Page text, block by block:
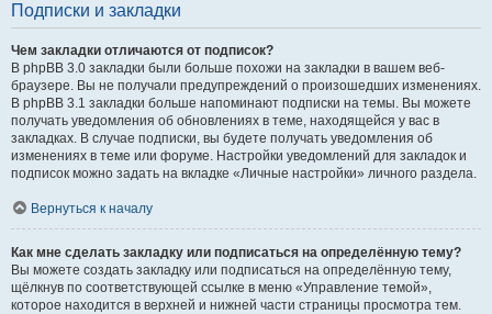
Подписки и закладки
Чем закладки отличаются от подписок?
В phpBB 3.0 закладки были больше похожи на закладки в вашем веб-
браузере. Вы не получали предупреждений о произошедших изменениях.
В phpBB 3.1 закладки больше напоминают подписки на темы. Вы можете
получать уведомления об обновлениях в теме, находящейся у вас в
закладках. В случае подписки, вы будете получать уведомления об
изменениях в теме или форуме. Настройки уведомлений для закладок и
подписок можно задать на вкладке «Личные настройки» личного раздела.
Вернуться к началу
Как мне сделать закладку или подписаться на определённую тему?
Вы можете создать закладку или подписаться на определённую тему,
щёлкнув по соответствующей ссылке в меню «Управление темой»,
которое находится в верхней и нижней части страницы просмотра тем.